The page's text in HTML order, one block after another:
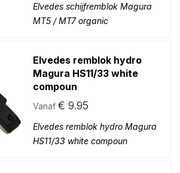
Elvedes schijfremblok Magura
MT5 / MT7 organic
Elvedes remblok hydro
Magura HS11/33 white
compoun
Vanaf € 9.95
Elvedes remblok hydro Magura
HS11/33 white compoun